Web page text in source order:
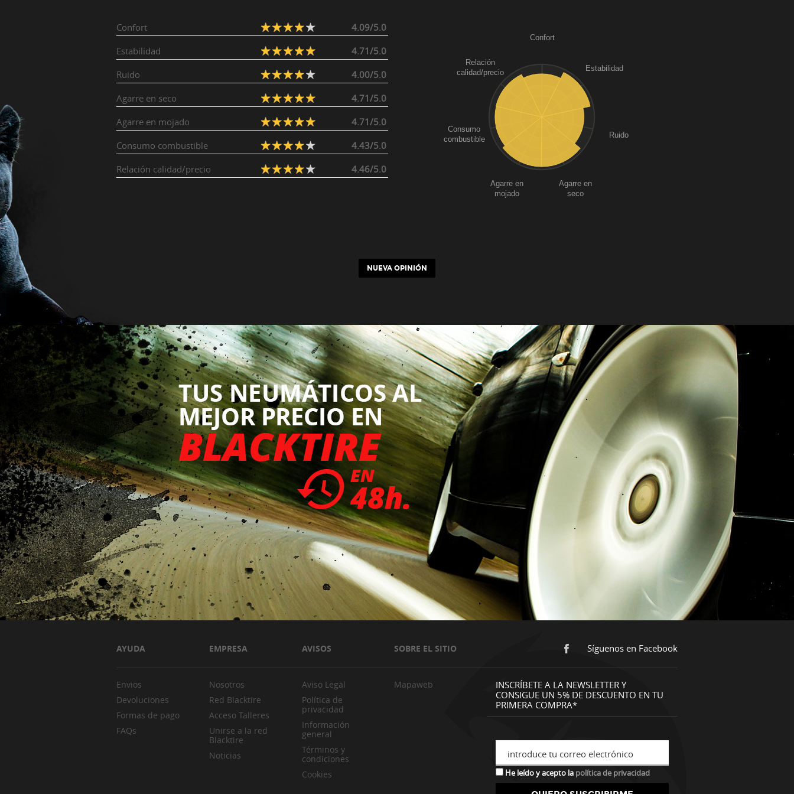
Confort
4.09/5.0
Estabilidad
4.71/5.0
Ruido
4.00/5.0
Agarre en seco
4.71/5.0
Agarre en mojado
4.71/5.0
Consumo combustible
4.43/5.0
Relación calidad/precio
4.46/5.0
Confort
Estabilidad
Ruido
Agarre en
seco
Agarre en
mojado
Consumo
combustible
Relación
calidad/precio
NUEVA OPINIÓN
AYUDA EMPRESA AVISOS SOBRE EL SITIO Síguenos en Facebook
Envios
Devoluciones
Formas de pago
FAQs
Nosotros
Red Blacktire
Acceso Talleres
Unirse a la red
Blacktire
Noticias
Aviso Legal
Política de
privacidad
Información
general
Términos y
condiciones
Cookies
Mapaweb
INSCRÍBETE A LA NEWSLETTER Y
CONSIGUE UN 5% DE DESCUENTO EN TU
PRIMERA COMPRA*
introduce tu correo electrónico
He leído y acepto la política de privacidad